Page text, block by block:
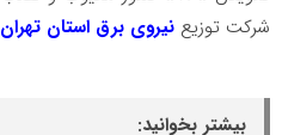
شرکت توزیعنیروی برق استان تهران
بیشتر بخوانید: